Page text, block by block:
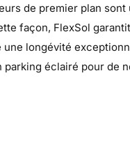
de premier plan
façon, FlexSol
longévité
parking éclairé pour de